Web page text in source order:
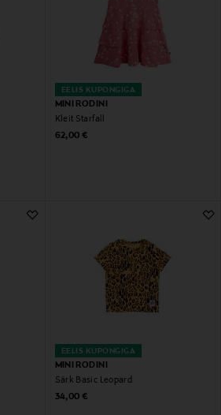
EELIS KUPONGIGA
MINI RODINI
Kleit Starfall
Original Price
62,00 €
EELIS KUPONGIGA
MINI RODINI
Särk Basic Leopard
Original Price
34,00 €